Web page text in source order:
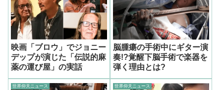
映画「ブロウ」でジョニー
デップが演じた「伝説的麻
薬の運び屋」の実話
脳腫瘍の手術中にギター演
奏!?覚醒下脳手術で楽器を
弾く理由とは?
世界仰天ニュース 世界仰天ニュース